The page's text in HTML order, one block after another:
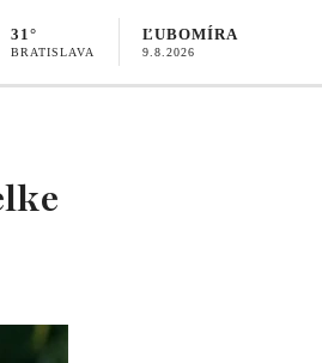
31°
BRATISLAVA
ĽUBOMÍRA
9.8.2026